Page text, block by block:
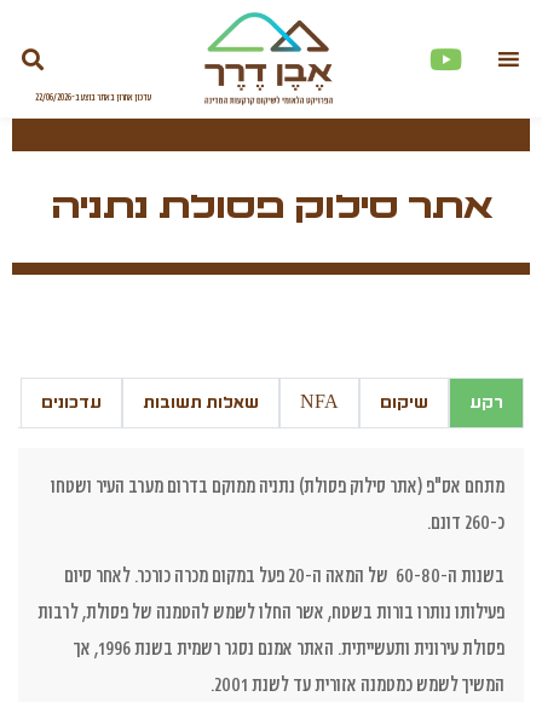
אתר סילוק פסולת נתניה
רקע שיקום NFA שאלות תשובות עדכונים
מתחם אס"פ (אתר סילוק פסולת) נתניה ממוקם בדרום מערב העיר ושטחו
כ-260 דונם.
בשנות ה-60-80 של המאה ה-20 פעל במקום מכרה כורכר. לאחר סיום
פעילותו נותרו בורות בשטח, אשר החלו לשמש להטמנה של פסולת, לרבות
פסולת עירונית ותעשייתית. האתר אמנם נסגר רשמית בשנת 1996, אך
המשיך לשמש כמטמנה אזורית עד לשנת 2001.